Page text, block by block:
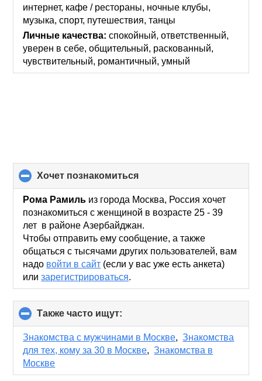
интернет, кафе / рестораны, ночные клубы,
музыка, спорт, путешествия, танцы
Личные качества: спокойный, ответственный,
уверен в себе, общительный, раскованный,
чувствительный, романтичный, умный
хочет познакомиться
to
collapse
contents
Рома Рамиль из города Москва, Россия хочет
познакомиться с женщиной в возрасте 25 - 39
лет в районе Азербайджан.
Чтобы отправить ему сообщение, а также
общаться с тысячами других пользователей, вам
надо войти в сайт (если у вас уже есть анкета)
илизарегистрироваться.
Также часто ищут:
to
collapse
contents
Знакомства с мужчинами в Москве,Знакомства
для тех, кому за 30 в Москве,Знакомства в
Москве